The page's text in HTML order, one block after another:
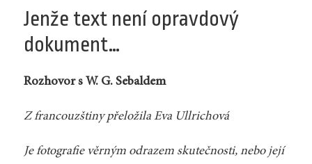
Jenže text není opravdový
dokument…
Rozhovor s W. G. Sebaldem
Z francouzštiny přeložila Eva Ullrichová
Je fotografie věrným odrazem skutečnosti, nebo její